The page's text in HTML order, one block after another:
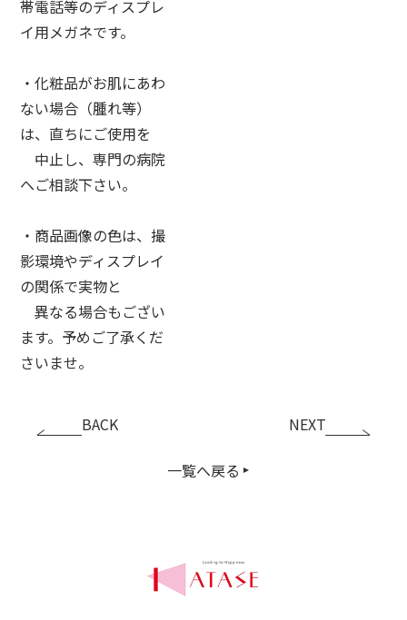
帯電話等のディスプレ
イ用メガネです。
・化粧品がお肌にあわ
ない場合（腫れ等）
は、直ちにご使用を
中止し、専門の病院
へご相談下さい。
・商品画像の色は、撮
影環境やディスプレイ
の関係で実物と
異なる場合もござい
ます。予めご了承くだ
さいませ。
BACK
一覧へ戻る
NEXT